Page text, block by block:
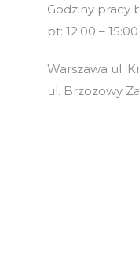
Godziny pracy
pt: 12:00 –
Warszawa ul.
ul. Brzozowy